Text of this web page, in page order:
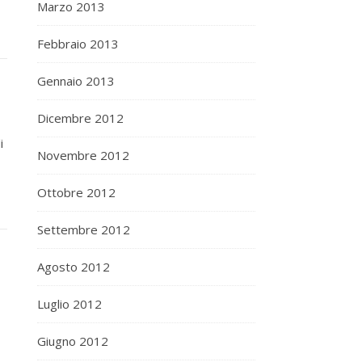
Marzo 2013
Febbraio 2013
Gennaio 2013
Dicembre 2012
Novembre 2012
Ottobre 2012
Settembre 2012
Agosto 2012
Luglio 2012
Giugno 2012